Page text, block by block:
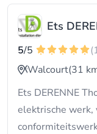
Ets
5/5
Walcourt(31
Ets DERENNE
elektrische